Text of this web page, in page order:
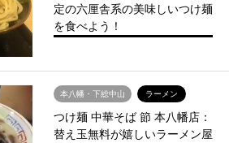
定の六厘舎系の美味しいつけ麺
を食べよう！
本八幡・下総中山 ラーメン
つけ麺 中華そば 節 本八幡店：
替え玉無料が嬉しいラーメン屋